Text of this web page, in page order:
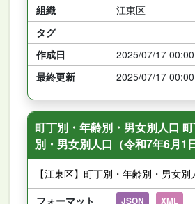
組織
江東区
タグ
作成日
2025/07/17
最終更新
2025/07/17
町丁別・年齢別・男女別人口
別・男女別人口（令和7年6月1
【江東区】町丁別・年齢別・男女別
フォーマット
JSON XML